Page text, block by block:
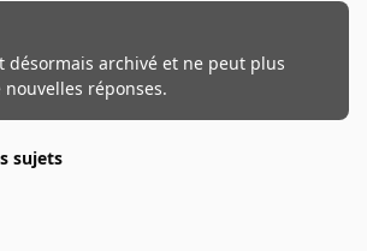
désormais archivé et ne peut plus
nouvelles réponses.
sujets